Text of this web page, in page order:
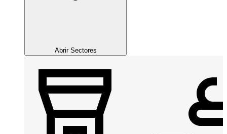
Abrir Sectores